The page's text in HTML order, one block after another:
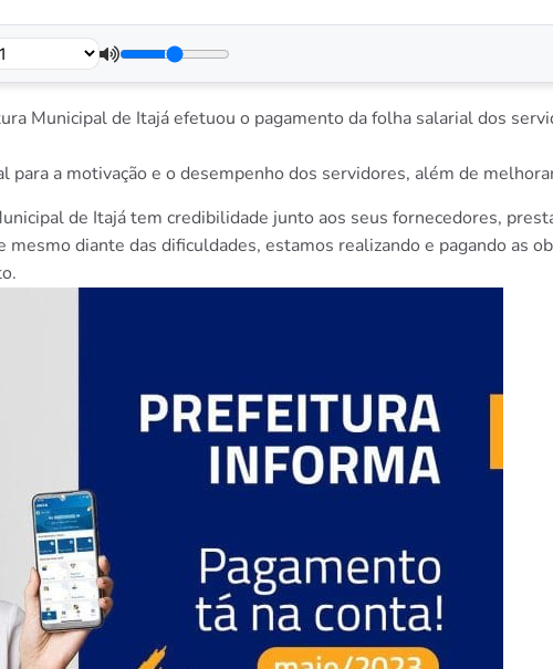
Municipal de Itajá efetuou o pagamento da folha salarial dos
a motivação e o desempenho dos servidores, além de
de Itajá tem credibilidade junto aos seus fornecedores,
mesmo diante das dificuldades, estamos realizando e pagando as